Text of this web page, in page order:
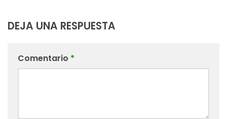
DEJA UNA RESPUESTA
Comentario *